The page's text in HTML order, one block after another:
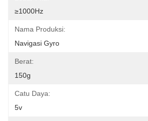
≥1000Hz
Nama Produksi:
Navigasi Gyro
Berat:
150g
Catu Daya:
5v